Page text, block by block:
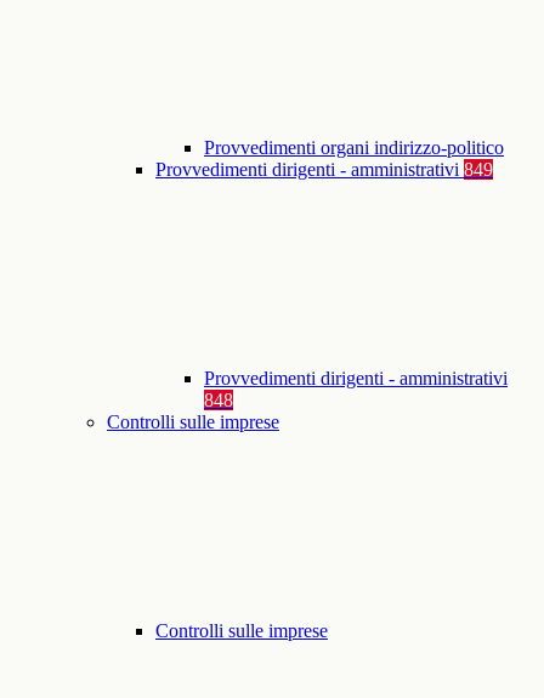
Provvedimenti organi indirizzo-politico
Provvedimenti dirigenti - amministrativi 849
Provvedimenti dirigenti - amministrativi
848
Controlli sulle imprese
Controlli sulle imprese